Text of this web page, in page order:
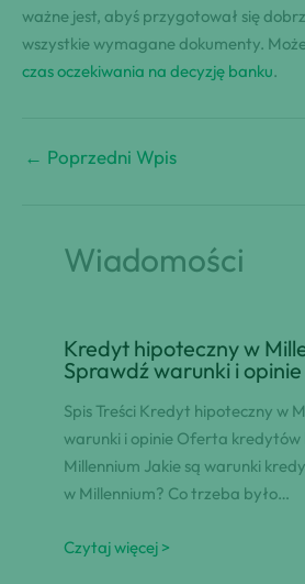
ważne jest, abyś przygotował się
wszystkie wymagane dokumenty.
czas oczekiwania na decyzję banku.
← Poprzedni Wpis
Wiadomości
Kredyt hipoteczny w
Sprawdź warunki i opinie
Spis Treści Kredyt hipoteczny w
warunki i opinie Oferta kredytów
Millennium Jakie są warunki
w Millennium? Co trzeba było…
Czytaj więcej >